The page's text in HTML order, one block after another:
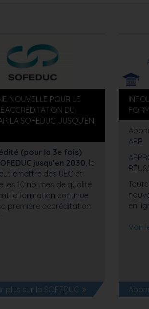
NOUVELLE POUR LE
DU
LA SOFEDUC JUSQU’EN
(pour la 3e fois)
jusqu’en 2030, le
émettre des UEC et
les 10 normes de qualité
la formation continue
première accréditation
plus sur la SOFEDUC
APR
en
Voir